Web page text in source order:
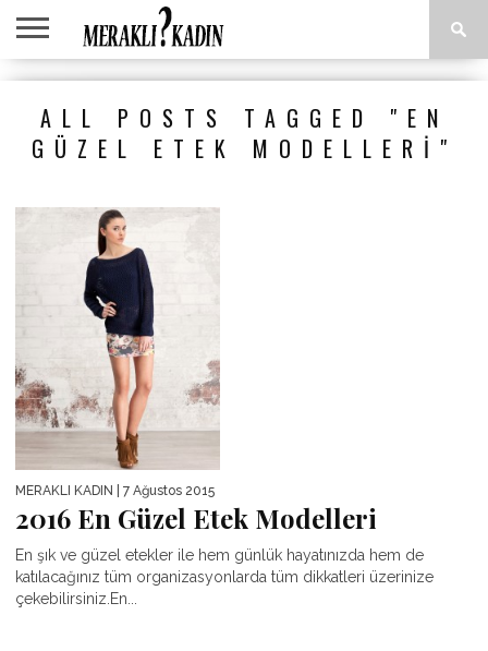
ANASAYFA
ÇOCUK
İLIŞKILER
TARIFLERI
ALL POSTS TAGGED "EN
GÜZEL ETEK MODELLERI"
MERAKLI KADIN | 7 Ağustos 2015
2016 En Güzel Etek Modelleri
En şık ve güzel etekler ile hem günlük hayatınızda hem de
katılacağınız tüm organizasyonlarda tüm dikkatleri üzerinize
çekebilirsiniz.En...